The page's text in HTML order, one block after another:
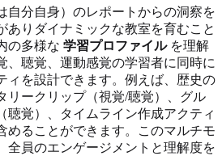
自分自身）のレポートからの洞察を
ありダイナミックな教室を育むこと
の多様な 学習プロファイルを理解
、聴覚、運動感覚の学習者に同時に
ィを設計できます。例えば、歴史の
リークリップ（視覚/聴覚）、グル
聴覚）、タイムライン作成アクティ
めることができます。このマルチモ
全員のエンゲージメントと理解度を